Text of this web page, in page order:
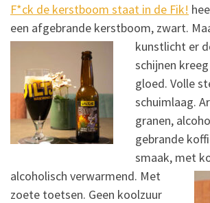
F*ck de kerstboom staat in de Fik!
een afgebrande kerstboom, zwart.
kunstlicht er
schijnen
gloed. Volle
schuimlaag.
granen,
gebrande
smaak, met
alcoholisch verwarmend. Met
zoete toetsen. Geen koolzuur